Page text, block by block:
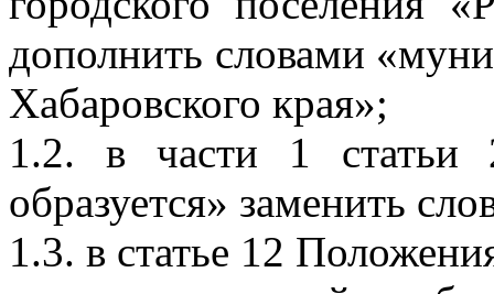
дополнить словами
Хабаровского края»;
1.2. в части 1 статьи
образуется» заменить
1.3. в статье 12